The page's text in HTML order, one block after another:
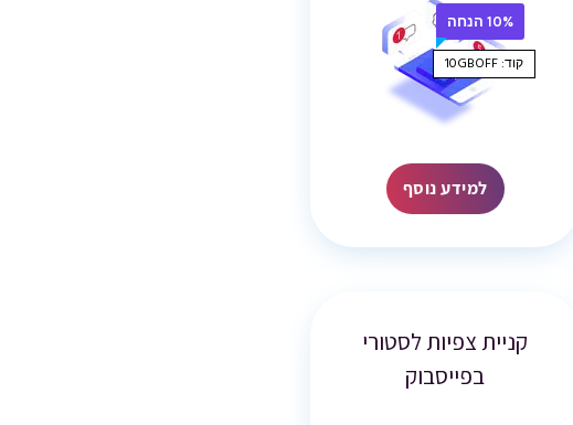
10% הנחה
קוד: 10GBOFF
למידע נוסף
קניית צפיות לסטורי
בפייסבוק